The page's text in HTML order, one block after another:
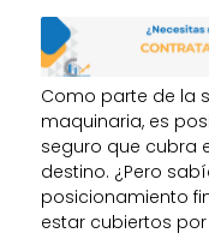
Como parte de la
maquinaria, es
seguro que cubra
destino. ¿Pero
posicionamiento
estar cubiertos